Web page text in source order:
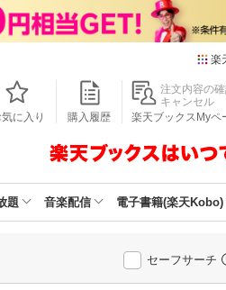
楽
気に入り 購入履歴
注文内容の確
キャンセル
楽天ブックスMyペ
題 音楽配信 電子書籍(楽天Kobo)
セーフサーチ